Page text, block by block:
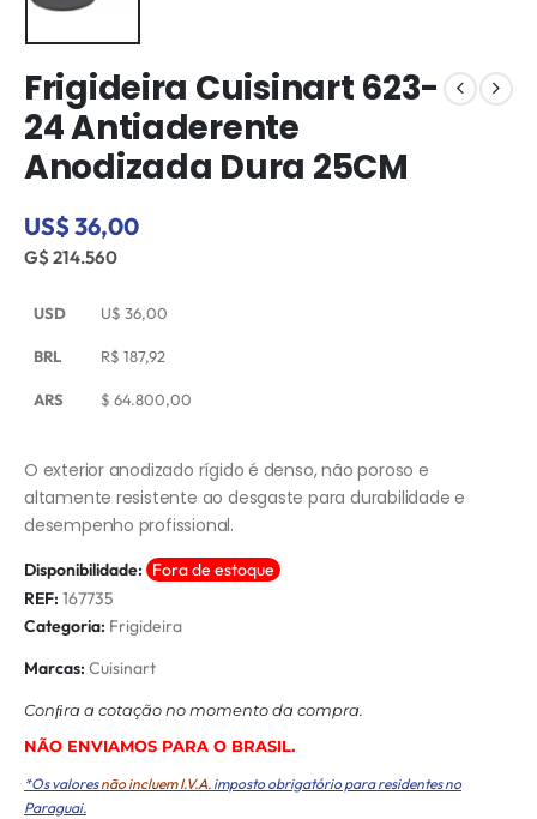
Frigideira Cuisinart 623-
24 Antiaderente
Anodizada Dura 25CM
US$ 36,00
G$ 214.560
USD U$ 36,00
BRL R$ 187,92
ARS $ 64.800,00
O exterior anodizado rígido é denso, não poroso e
altamente resistente ao desgaste para durabilidade e
desempenho profissional.
Disponibilidade: Fora de estoque
REF: 167735
Categoria: Frigideira
Marcas: Cuisinart
Conﬁra a cotação no momento da compra.
NÃO ENVIAMOS PARA O BRASIL.
*Os valoresnão incluem I.V.A. imposto obrigatório para residentes no
Paraguai.